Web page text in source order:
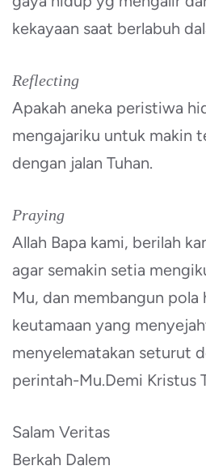
kekayaan saat berlabuh
Reflecting
Apakah aneka peristiwa
mengajariku untuk makin
dengan jalan Tuhan.
Praying
Allah Bapa kami, berilah
agar semakin setia
Mu, dan membangun pola
keutamaan yang
menyelematakan seturut
perintah-Mu.Demi Kristus
Salam Veritas
Berkah Dalem